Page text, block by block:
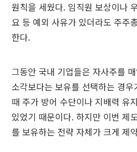
원칙을 세웠다. 임직원 보상이나
요 등 예외 사유가 있더라도 주주
한다.
그동안 국내 기업들은 자사주를
소각보다는 보유를 선택하는 경
때 주가 방어 수단이나 지배력 유
있었기 때문이다. 하지만 이번 제
를 보유하는 전략 자체가 크게 제